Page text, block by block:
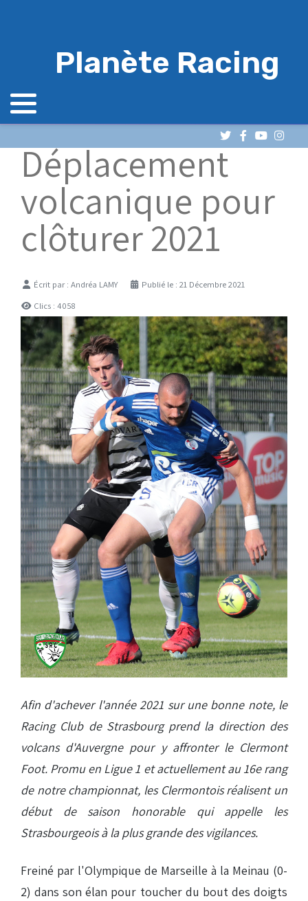
Planète Racing
Déplacement
volcanique pour
clôturer 2021
DétailsÉcrit par : Andréa LAMY
Publié le : 21 Décembre 2021
Clics : 4058
Afin d'achever l'année 2021 sur une bonne note, le
Racing Club de Strasbourg prend la direction des
volcans d'Auvergne pour y affronter le Clermont
Foot. Promu en Ligue 1 et actuellement au 16e rang
de notre championnat, les Clermontois réalisent un
début de saison honorable qui appelle les
Strasbourgeois à la plus grande des vigilances.
Freiné par l'Olympique de Marseille à la Meinau (0-
2) dans son élan pour toucher du bout des doigts